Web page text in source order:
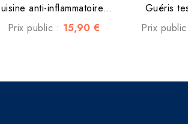
anti-inflammatoire...
Prix public : 15,90 €
Guéris
Prix